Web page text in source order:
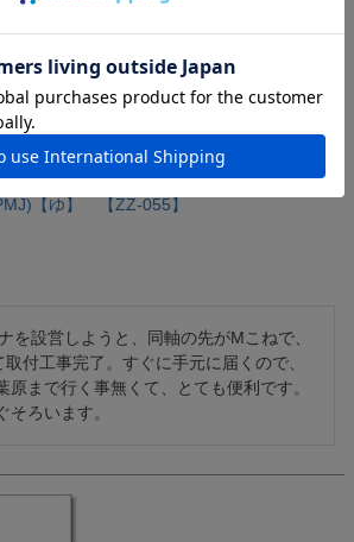
【ゆ】 【ZZ-055】
を設営しようと、同軸の先がMこねで、
付工事完了。すぐに手元に届くので、
原まで行く事無くて、とても便利です。